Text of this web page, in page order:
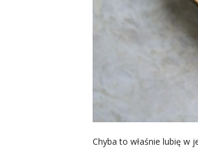
Chyba to właśnie lubię w